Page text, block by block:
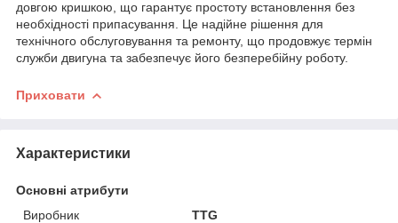
довгою кришкою, що гарантує простоту встановлення без
необхідності припасування. Це надійне рішення для
технічного обслуговування та ремонту, що продовжує термін
служби двигуна та забезпечує його безперебійну роботу.
Приховати
Характеристики
Основні атрибути
Виробник
TTG